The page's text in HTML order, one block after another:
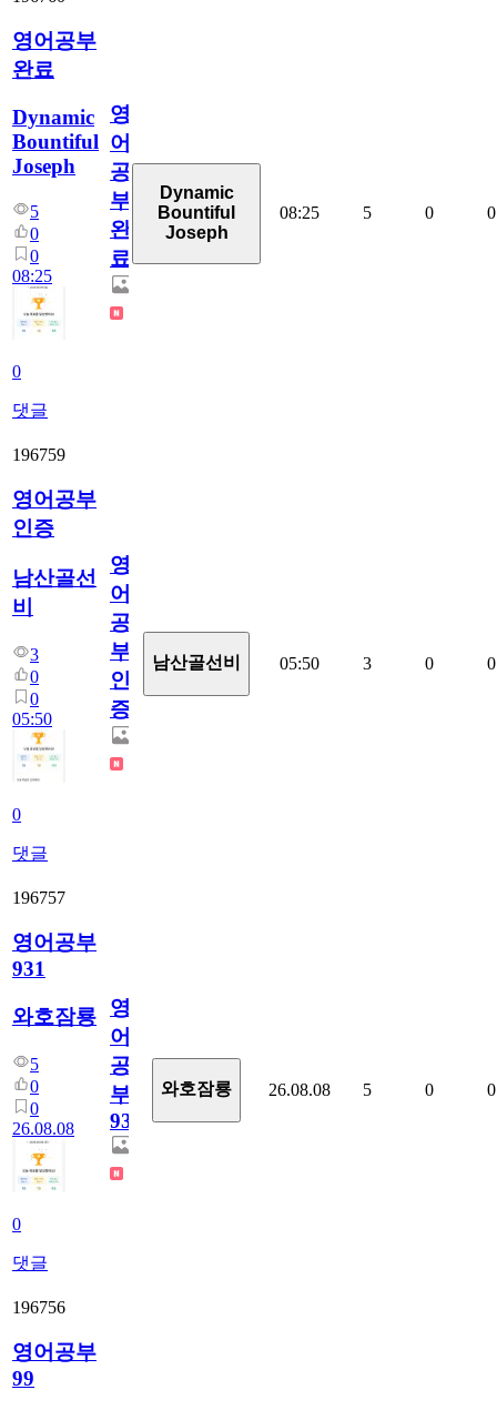
영어공부
완료
Dynamic
Bountiful
Joseph
5
0
0
08:25
0
댓글
영
어
공
부
완
료
Dynamic
Bountiful
Joseph
08:25 5 0 0
196759
영어공부
인증
남산골선
비
3
0
0
05:50
0
댓글
영
어
공
부
인
증
남산골선비 05:50 3 0 0
196757
영어공부
931
와호잠룡
5
0
0
26.08.08
0
댓글
영
어
공
부
931
와호잠룡 26.08.08 5 0 0
196756
영어공부
99